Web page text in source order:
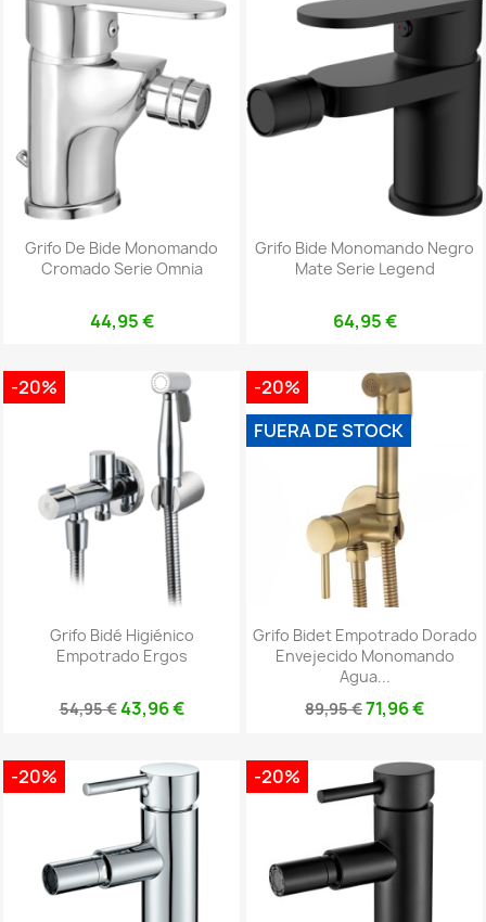
Grifo De Bide Monomando
Cromado Serie Omnia
44,95 €
Grifo Bide Monomando Negro
Mate Serie Legend
64,95 €
Grifo Bidé Higiénico
Empotrado Ergos
54,95 €43,96 €
-20%
Grifo Bidet Empotrado Dorado
Envejecido Monomando
Agua...
89,95 €71,96 €
-20%
FUERA DE STOCK
-20% -20%